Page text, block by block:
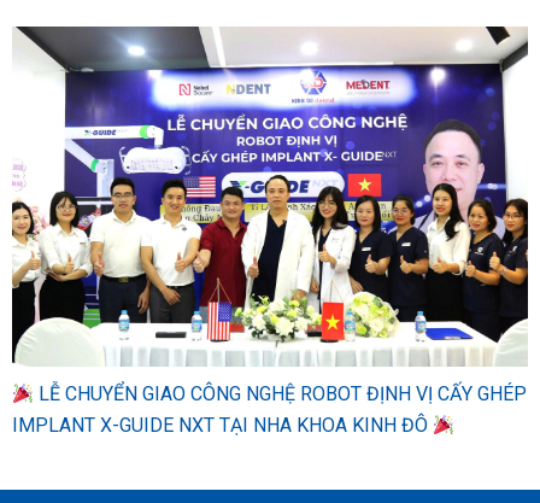
LỄ CHUYỂN GIAO CÔNG NGHỆ ROBOT ĐỊNH VỊ CẤY GHÉP
IMPLANT X-GUIDE NXT TẠI NHA KHOA KINH ĐÔ